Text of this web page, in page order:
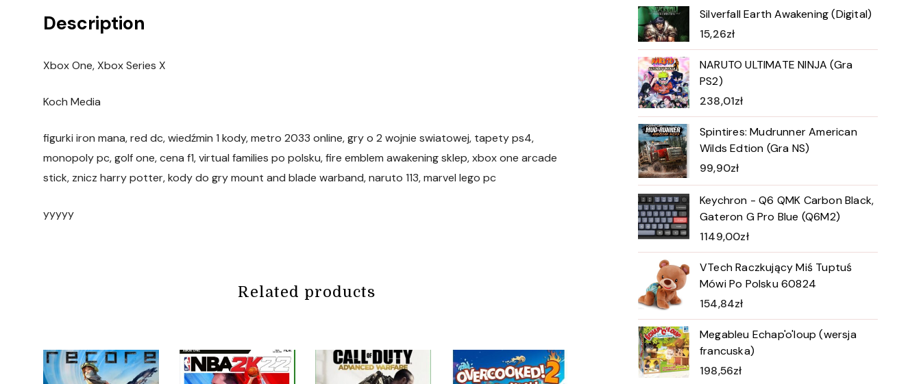
Description
Xbox One, Xbox Series X
Koch Media
figurki iron mana, red dc, wiedźmin 1 kody, metro 2033 online, gry o 2 wojnie swiatowej, tapety ps4,
monopoly pc, golf one, cena f1, virtual families po polsku, fire emblem awakening sklep, xbox one arcade
stick, znicz harry potter, kody do gry mount and blade warband, naruto 113, marvel lego pc
yyyyy
Related products
Silverfall Earth Awakening (Digital)
15,26zł
NARUTO ULTIMATE NINJA (Gra
PS2)
238,01zł
Spintires: Mudrunner American
Wilds Edtion (Gra NS)
99,90zł
Keychron - Q6 QMK Carbon Black,
Gateron G Pro Blue (Q6M2)
1149,00zł
VTech Raczkujący Miś Tuptuś
Mówi Po Polsku 60824
154,84zł
Megableu Echap'o'loup (wersja
francuska)
198,56zł